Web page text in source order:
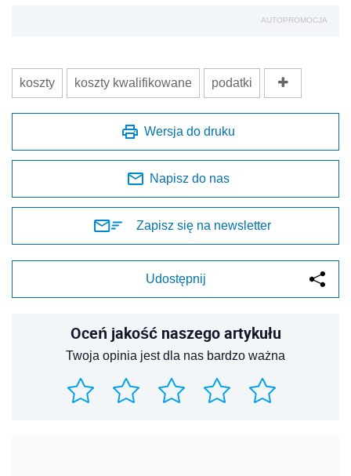
AUTOPROMOCJA
koszty koszty kwalifikowane podatki
Wersja do druku
Napisz do nas
Zapisz się na newsletter
Udostępnij
Oceń jakość naszego artykułu
Twoja opinia jest dla nas bardzo ważna